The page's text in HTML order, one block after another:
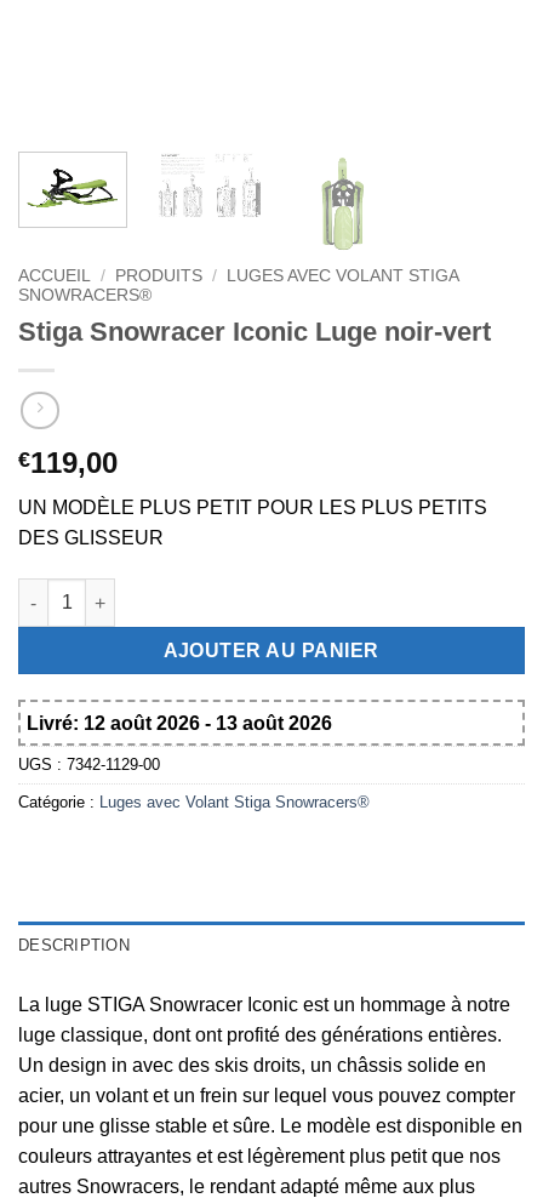
ACCUEIL / PRODUITS /
LUGES AVEC VOLANT STIGA
SNOWRACERS®
Stiga Snowracer Iconic Luge noir-vert
€119,00
UN MODÈLE PLUS PETIT POUR LES PLUS PETITS
DES GLISSEUR
quantité de Stiga Snowracer Iconic Luge noir-vert
AJOUTER AU PANIER
Livré: 12 août 2026 - 13 août 2026
UGS : 7342-1129-00
Catégorie : Luges avec Volant Stiga Snowracers®
DESCRIPTION
La luge STIGA Snowracer Iconic est un hommage à notre
luge classique, dont ont profité des générations entières.
Un design in avec des skis droits, un châssis solide en
acier, un volant et un frein sur lequel vous pouvez compter
pour une glisse stable et sûre. Le modèle est disponible en
couleurs attrayantes et est légèrement plus petit que nos
autres Snowracers, le rendant adapté même aux plus